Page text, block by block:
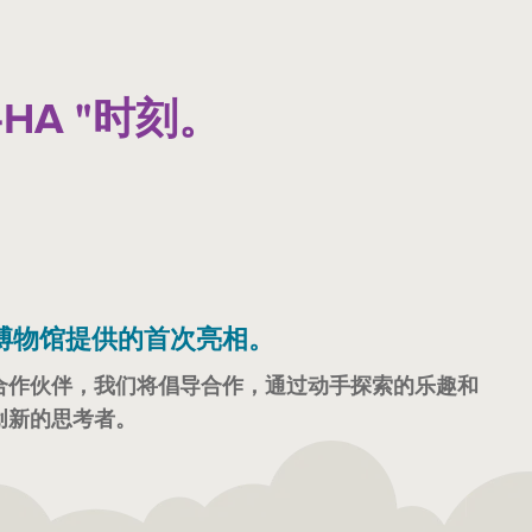
"时刻。
馆提供的首次亮相。
伙伴，我们将倡导合作，通过动手探索的乐趣和
的思考者。